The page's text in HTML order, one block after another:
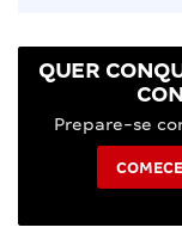
QUER
Prepare-se